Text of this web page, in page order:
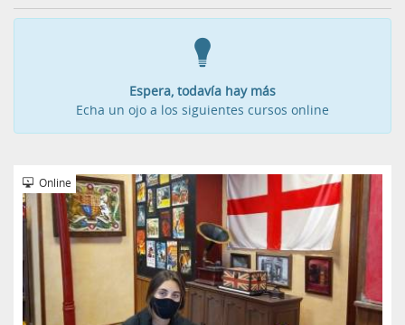
Espera, todavía hay más
Echa un ojo a los siguientes cursos online
Online